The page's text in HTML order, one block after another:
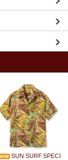
SUN SURF SPECI